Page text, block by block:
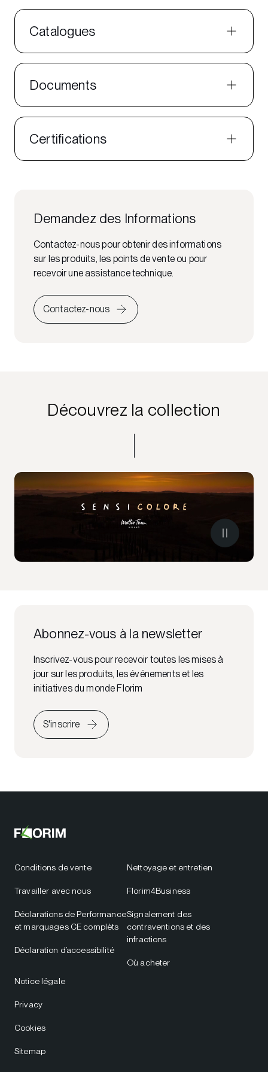
Catalogues
Documents
Certifications
Demandez des Informations
Contactez-nous pour obtenir des informations
sur les produits, les points de vente ou pour
recevoir une assistance technique.
Contactez-nous
Découvrez la collection
Abonnez-vous à la newsletter
Inscrivez-vous pour recevoir toutes les mises à
jour sur les produits, les événements et les
initiatives du monde Florim
S'inscrire
Conditions de vente
Travailler avec nous
Déclarations de Performance
et marquages CE complèts
Déclaration d’accessibilité
Nettoyage et entretien
Florim4Business
Signalement des
contraventions et des
infractions
Où acheter
Notice légale
Privacy
Cookies
Sitemap